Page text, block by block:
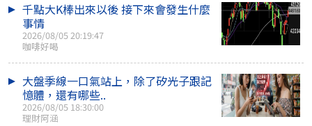
千點大K棒出來以後 接下來會發生什麼
事情
2026/08/05 20:19:47
咖啡好喝
大盤季線一口氣站上，除了矽光子跟記
憶體，還有哪些..
2026/08/05 18:30:00
理財阿涵